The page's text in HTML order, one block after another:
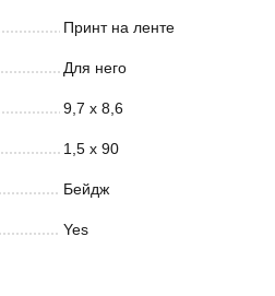
Принт на ленте
Для него
9,7 х 8,6
1,5 х 90
Бейдж
Yes